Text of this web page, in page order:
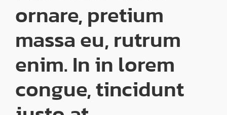
ornare, pretium
massa eu, rutrum
enim. In in lorem
congue, tincidunt